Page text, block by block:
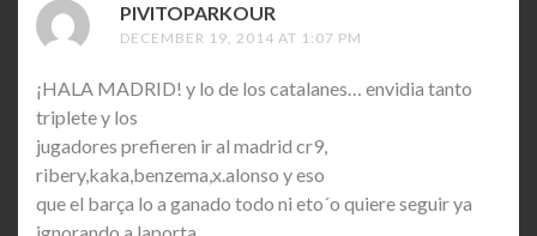
PIVITOPARKOUR
DECEMBER 19, 2014 AT 1:07 PM
¡HALA MADRID! y lo de los catalanes… envidia tanto
triplete y los
jugadores prefieren ir al madrid cr9,
ribery,kaka,benzema,x.alonso y eso
que el barça lo a ganado todo ni eto´o quiere seguir ya